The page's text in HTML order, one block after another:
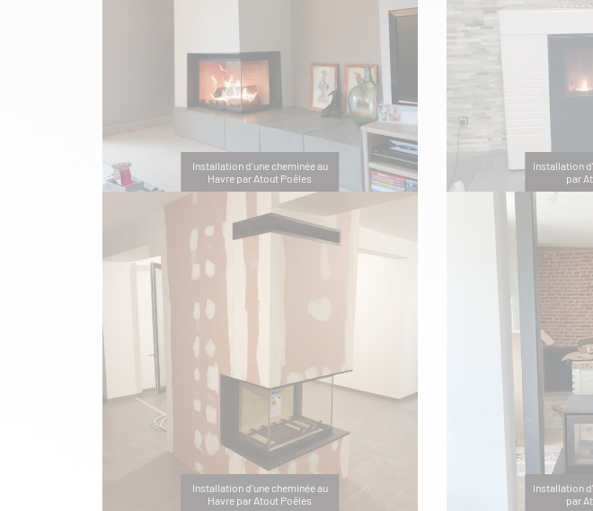
Installation d'une cheminée au
Havre par Atout Poêles
Installation d'une cheminée au
Havre par Atout Poêles
Installation
par
Installation
par